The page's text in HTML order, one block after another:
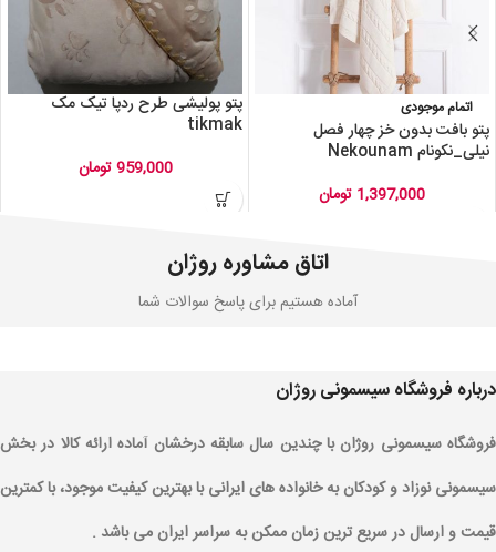
اتمام موجودی
پتو بافت بدون خز چهار فصل
نیلی_نکونام Nekounam
1,397,000 تومان
پتو پولیشی طرح ردپا تیک مک
tikmak
959,000تومان
اتاق مشاوره روژان
آماده هستیم برای پاسخ سوالات شما
درباره فروشگاه سیسمونی روژان
فروشگاه سیسمونی روژان با چندین سال سابقه درخشان آماده ارائه کالا در بخش
سیسمونی نوزاد و کودکان به خانواده های ایرانی با بهترین کیفیت موجود، با کمترین
قیمت و ارسال در سریع ترین زمان ممکن به سراسر ایران می باشد .